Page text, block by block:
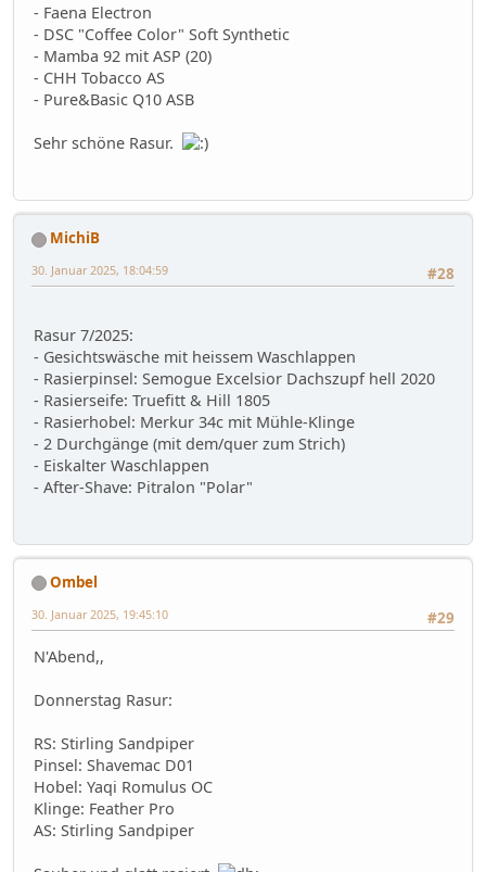
- Faena Electron
- DSC "Coffee Color" Soft Synthetic
- Mamba 92 mit ASP (20)
- CHH Tobacco AS
- Pure&Basic Q10 ASB
Sehr schöne Rasur.
MichiB
#28
30. Januar 2025, 18:04:59
Rasur 7/2025:
- Gesichtswäsche mit heissem Waschlappen
- Rasierpinsel: Semogue Excelsior Dachszupf hell 2020
- Rasierseife: Truefitt & Hill 1805
- Rasierhobel: Merkur 34c mit Mühle-Klinge
- 2 Durchgänge (mit dem/quer zum Strich)
- Eiskalter Waschlappen
- After-Shave: Pitralon "Polar"
Ombel
#29
30. Januar 2025, 19:45:10
N'Abend,,
Donnerstag Rasur:
RS: Stirling Sandpiper
Pinsel: Shavemac D01
Hobel: Yaqi Romulus OC
Klinge: Feather Pro
AS: Stirling Sandpiper